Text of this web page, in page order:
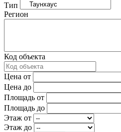
Тип
Регион
Код объекта
Цена от
Цена до
Площадь от
Площадь до
Этаж от
Этаж до